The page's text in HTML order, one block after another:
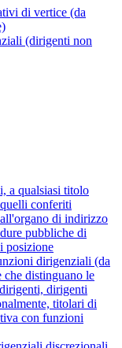
di vertice (da
(dirigenti non
a qualsiasi titolo
conferiti
di indirizzo
pubbliche di
posizione
dirigenziali (da
che distinguano le
dirigenti
titolari di
con funzioni